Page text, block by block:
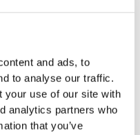
and ads, to
to analyse our traffic.
your use of our site with
analytics partners who
that you’ve